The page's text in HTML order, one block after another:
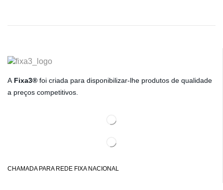
A Fixa3® foi criada para disponibilizar-lhe produtos de qualidade
a preços competitivos.
CHAMADA PARA REDE FIXA NACIONAL